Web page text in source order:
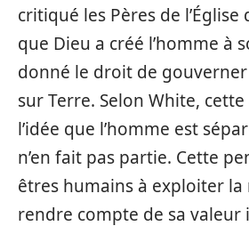
critiqué les Pères de
que Dieu a créé l’homme à
donné le droit de
sur Terre. Selon White,
l’idée que l’homme est
n’en fait pas partie. Cette
êtres humains à exploiter la
rendre compte de sa valeur